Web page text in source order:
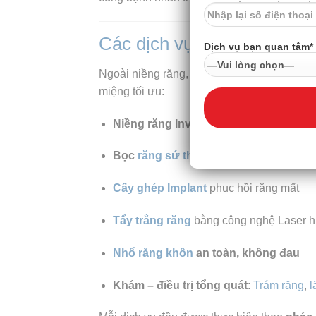
Các dịch vụ nổi bật tại Nha
Ngoài niềng răng, Minh Châu còn cung
miệng tối ưu:
Niềng răng Invisalign – mắc cài kim
Bọc răng sứ thẩm mỹ
Cấy ghép Implant phục hồi răng mất
Tẩy trắng răng bằng công nghệ Laser
Nhổ răng khôn an toàn, không đau
Khám – điều trị tổng quát:Trám răng,
Dịch vụ bạn quan tâm*